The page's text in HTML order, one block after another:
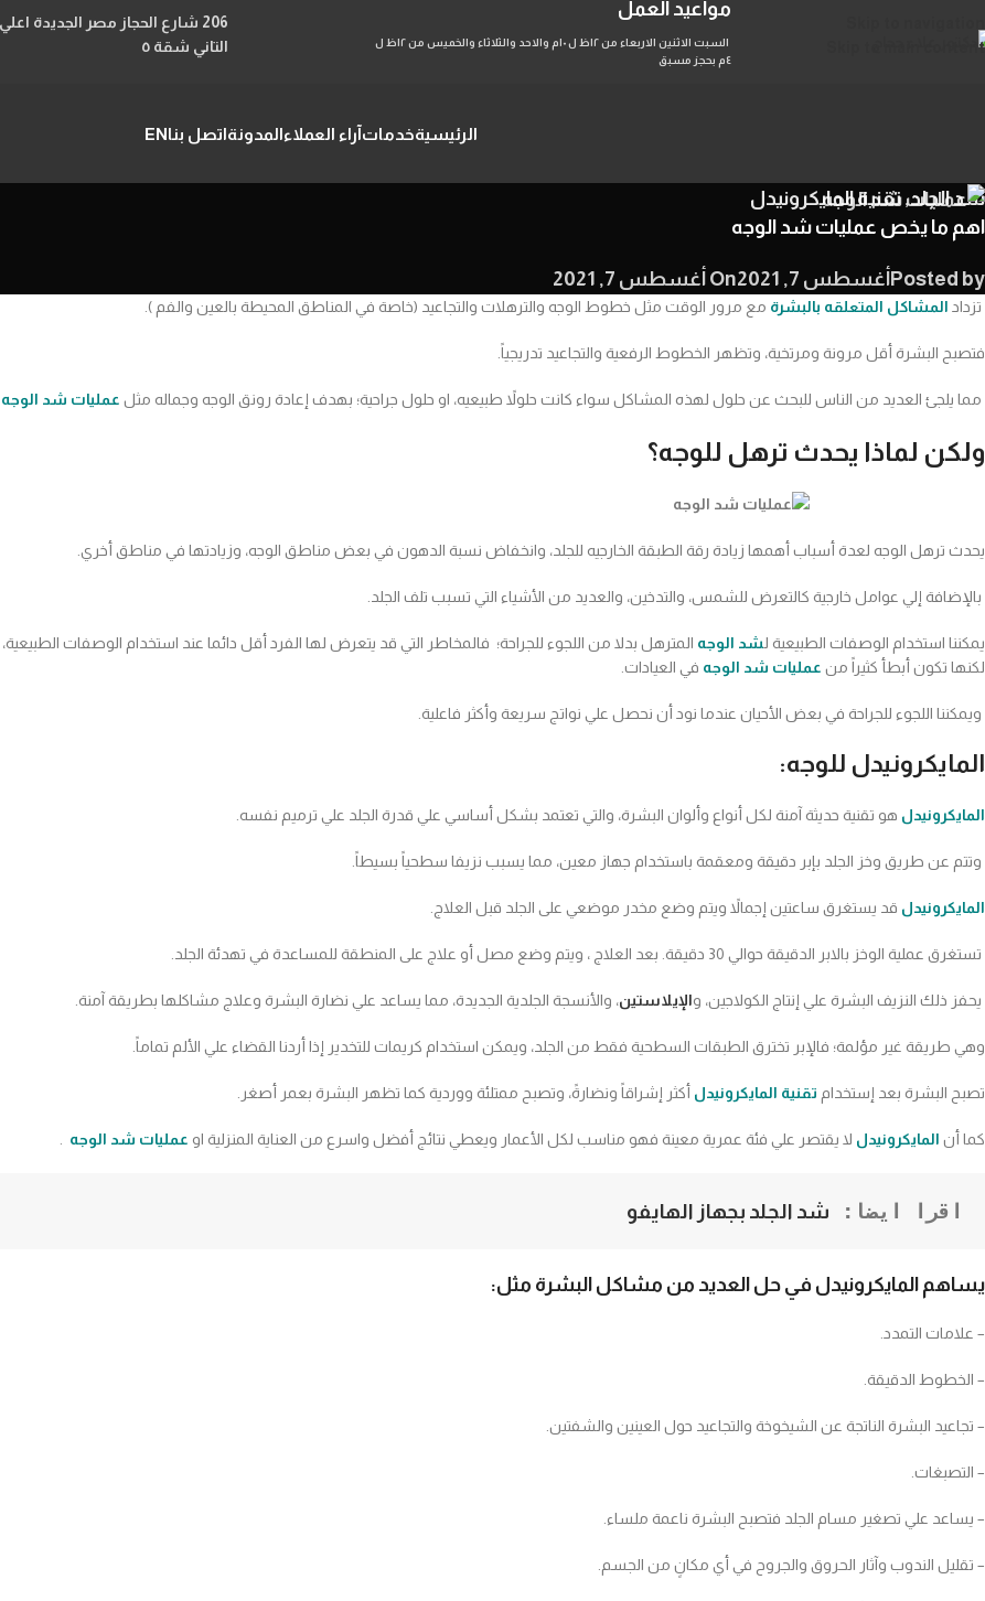
Skip to main content
مواعيد العمل
السبت الاثنين الاربعاء من ١٢ظ ل ١٠م والاحد والثلاثاء والخميس من ١٢ظ ل
٤م بحجز مسبق
التاني شقة ٥
الرئيسيةخدماتآراء العملاءالمدونةاتصل بناEN
شد الجلد,تقنية المايكرونيدل
اهم ما يخص عمليات شد الوجه
Posted byأغسطس 7, 2021 On أغسطس 7, 2021
تزداد المشاكل المتعلقه بالبشرة مع مرور الوقت مثل خطوط الوجه والترهلات والتجاعيد (خاصة في المناطق المحيطة بالعين والفم ).
فتصبح البشرة أقل مرونة ومرتخية، وتظهر الخطوط الرفعية والتجاعيد تدريجياً.
مما يلجئ العديد من الناس للبحث عن حلول لهذه المشاكل سواء كانت حلولاً طبيعيه، او حلول جراحية؛ بهدف إعادة رونق الوجه وجماله مثل عمليات شد الوجه
ولكن لماذا يحدث ترهل للوجه؟
يحدث ترهل الوجه لعدة أسباب أهمها زيادة رقة الطبقة الخارجيه للجلد، وانخفاض نسبة الدهون في بعض مناطق الوجه، وزيادتها في مناطق أخري.
بالإضافة إلي عوامل خارجية كالتعرض للشمس، والتدخين، والعديد من الأشياء التي تسبب تلف الجلد.
يمكننا استخدام الوصفات الطبيعية لشد الوجه المترهل بدلا من اللجوء للجراحة؛ فالمخاطر التي قد يتعرض لها الفرد أقل دائما عند استخدام الوصفات الطبيعية،
لكنها تكون أبطأ كثيراً من عمليات شد الوجه في العيادات.
ويمكننا اللجوء للجراحة في بعض الأحيان عندما نود أن نحصل علي نواتج سريعة وأكثر فاعلية.
المايكرونيدل للوجه:
المايكرونيدل هو تقنية حديثة آمنة لكل أنواع وألوان البشرة، والتي تعتمد بشكل أساسي علي قدرة الجلد علي ترميم نفسه.
وتتم عن طريق وخز الجلد بإبر دقيقة ومعقمة باستخدام جهاز معين، مما يسبب نزيفا سطحياً بسيطاً.
المايكرونيدل قد يستغرق ساعتين إجمالاً ويتم وضع مخدر موضعي على الجلد قبل العلاج.
تستغرق عملية الوخز بالابر الدقيقة حوالي 30 دقيقة. بعد العلاج ، ويتم وضع مصل أو علاج على المنطقة للمساعدة في تهدئة الجلد.
يحفز ذلك النزيف البشرة علي إنتاج الكولاجين، والإيلاستين، والأنسجة الجلدية الجديدة، مما يساعد علي نضارة البشرة وعلاج مشاكلها بطريقة آمنة.
وهي طريقة غير مؤلمة؛ فالإبر تخترق الطبقات السطحية فقط من الجلد، ويمكن استخدام كريمات للتخدير إذا أردنا القضاء علي الألم تماماً.
تصبح البشرة بعد إستخدام تقنية المايكرونيدل أكثر إشراقاً ونضارةً، وتصبح ممتلئة ووردية كما تظهر البشرة بعمر أصغر.
كما أن المايكرونيدل لا يقتصر علي فئة عمرية معينة فهو مناسب لكل الأعمار ويعطي نتائج أفضل واسرع من العناية المنزلية او عمليات شد الوجه
اقرا ايضا: شد الجلد بجهاز الهايفو
يساهم المايكرونيدل في حل العديد من مشاكل البشرة مثل:
– علامات التمدد.
– الخطوط الدقيقة.
– تجاعيد البشرة الناتجة عن الشيخوخة والتجاعيد حول العينين والشفتين.
– التصبغات.
– يساعد علي تصغير مسام الجلد فتصبح البشرة ناعمة ملساء.
– تقليل الندوب وآثار الحروق والجروح في أي مكانٍ من الجسم.